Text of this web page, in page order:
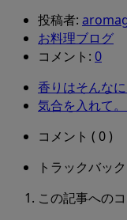
投稿者:
お料理ブログ
コメント: 0
香りはそんな
気合を入れて
コメント ( 0 )
トラックバッ
この記事への